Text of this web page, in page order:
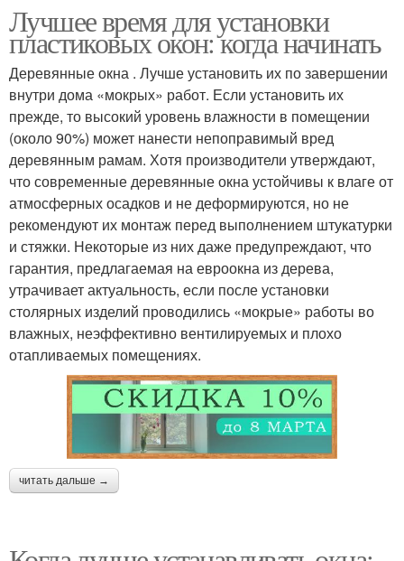
Лучшее время для установки
пластиковых окон: когда начинать
Деревянные окна . Лучше установить их по завершении
внутри дома «мокрых» работ. Если установить их
прежде, то высокий уровень влажности в помещении
(около 90%) может нанести непоправимый вред
деревянным рамам. Хотя производители утверждают,
что современные деревянные окна устойчивы к влаге от
атмосферных осадков и не деформируются, но не
рекомендуют их монтаж перед выполнением штукатурки
и стяжки. Некоторые из них даже предупреждают, что
гарантия, предлагаемая на евроокна из дерева,
утрачивает актуальность, если после установки
столярных изделий проводились «мокрые» работы во
влажных, неэффективно вентилируемых и плохо
отапливаемых помещениях.
читать дальше →